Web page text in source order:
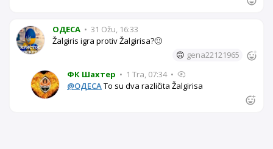
OДЕСА • 31 Ožu, 16:33
Žalgiris igra protiv Žalgirisa?🙂
🙃 gena22121965
ФК Шахтер • 1 Tra, 07:34 •
@OДЕСАTo su dva različita Žalgirisa